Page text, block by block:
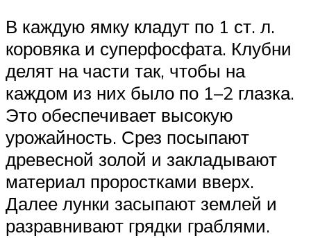
В каждую ямку кладут по 1 ст. л.
коровяка и суперфосфата. Клубни
делят на части так, чтобы на
каждом из них было по 1–2 глазка.
Это обеспечивает высокую
урожайность. Срез посыпают
древесной золой и закладывают
материал проростками вверх.
Далее лунки засыпают землей и
разравнивают грядки граблями.